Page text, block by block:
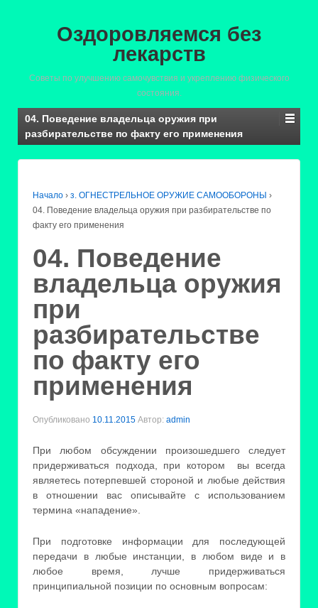
Оздоровляемся без
лекарств
Советы по улучшению самочувствия и укреплению физического
состояния.
04. Поведение владельца оружия при
разбирательстве по факту его применения
Начало › з. ОГНЕСТРЕЛЬНОЕ ОРУЖИЕ САМООБОРОНЫ ›
04. Поведение владельца оружия при разбирательстве по
факту его применения
04. Поведение
владельца оружия
при
разбирательстве
по факту его
применения
Опубликовано 10.11.2015 Автор: admin
При любом обсуждении произошедшего следует
придерживаться подхода, при котором вы всегда
являетесь потерпевшей стороной и любые действия
в отношении вас описывайте с использованием
термина «нападение».
При подготовке информации для последующей
передачи в любые инстанции, в любом виде и в
любое время, лучше придерживаться
принципиальной позиции по основным вопросам: